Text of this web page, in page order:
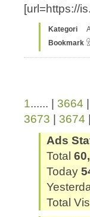
[url=https://
Kategori
Bookmark
1...... | 3664
3673
3674
Ads
Total
Today
Total